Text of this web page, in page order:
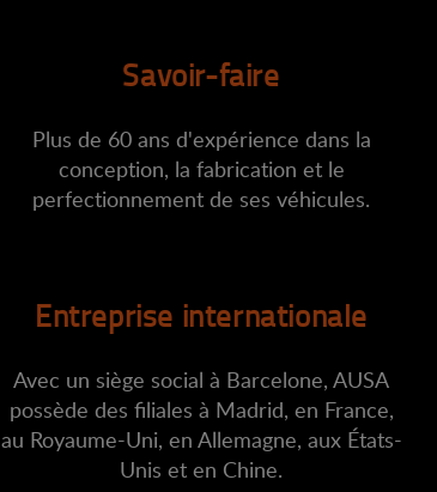
Savoir-faire
Plus de 60 ans d'expérience dans la
conception, la fabrication et le
perfectionnement de ses véhicules.
Entreprise internationale
Avec un siège social à Barcelone, AUSA
possède des filiales à Madrid, en France,
au Royaume-Uni, en Allemagne, aux États-
Unis et en Chine.